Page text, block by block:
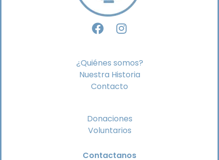
¿Quiénes somos?
Nuestra Historia
Contacto
Donaciones
Voluntarios
Contactanos